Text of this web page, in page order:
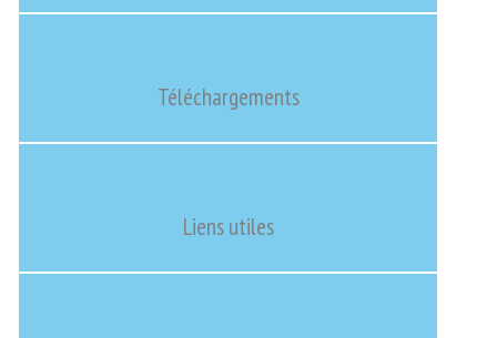
Téléchargements
Liens utiles